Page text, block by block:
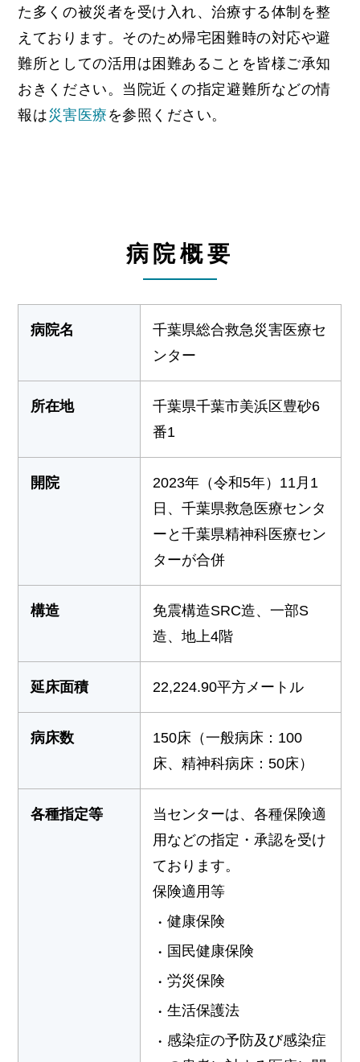
た多くの被災者を受け入れ、治療する体制を整
えております。そのため帰宅困難時の対応や避
難所としての活用は困難あることを皆様ご承知
おきください。当院近くの指定避難所などの情
報は 災害医療 を参照ください。
病院概要
病院名
千葉県総合救急災害医療セ
ンター
所在地
千葉県千葉市美浜区豊砂6
番1
開院
2023年（令和5年）11月1
日、千葉県救急医療センタ
ーと千葉県精神科医療セン
ターが合併
構造
免震構造SRC造、一部S
造、地上4階
延床面積 22,224.90平方メートル
病床数
150床（一般病床：100
床、精神科病床：50床）
各種指定等
当センターは、各種保険適
用などの指定・承認を受け
ております。
保険適用等
健康保険
国民健康保険
労災保険
生活保護法
感染症の予防及び感染症